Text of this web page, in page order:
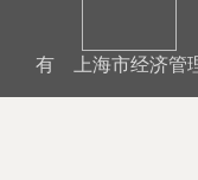
有 上海市经济管